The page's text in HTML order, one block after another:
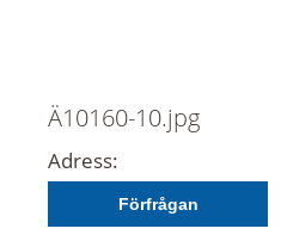
Ä10160-10.jpg
Adress:
Förfrågan